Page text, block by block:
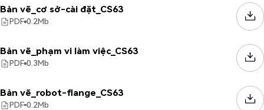
Bản vẽ_cơ sở-cài đặt_CS63
PDF 0.2Mb
Bản vẽ_phạm vi làm việc_CS63
PDF 0.3Mb
Bản vẽ_robot-flange_CS63
PDF 0.2Mb